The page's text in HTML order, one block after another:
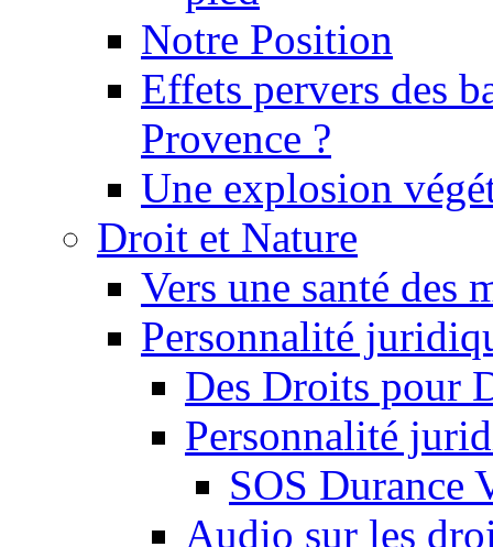
Notre Position
Effets pervers des
Provence ?
Une explosion
Droit et Nature
Vers une santé des
Personnalité
Des Droits pour
Personnalité
SOS Durance
Audio sur les